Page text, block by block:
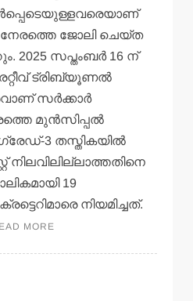
നേരത്തെ ജോലി ചെയ്ത
2025 സപ്തംബര്‍ 16 ന്
ട്രിബ്യൂണല്‍
സര്‍ക്കാര്‍
മുന്‍സിപ്പല്‍
3 തസ്തികയില്‍
നിലവിലില്ലാത്തതിനെ
19
നിയമിച്ചത്.
MORE